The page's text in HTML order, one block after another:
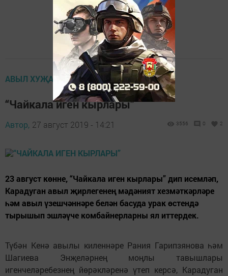
АВЫЛ ХУҖАЛЫГЫ
“Чайкала иген кырлары”
Автор, 27 август 2019 - 14:21 3556 0 2
23 август көнне, “Чайкала иген кырлары” дип исемләп,
Карадуган авыл җирлегенең мәдәният хезмәткәрләре
һәм авыл үзешчәннәре белән басуда урак өстендә
тырышып эшләүче комбайнерларны ял иттердек.
Түбән Кенә авылы киленнәре Рания Гарипзянова һәм
Шагиева Энҗеләрнең моңлы тавышлары
игенчеләребезнең йөрәкләренә үтеп керсә, Карадуган